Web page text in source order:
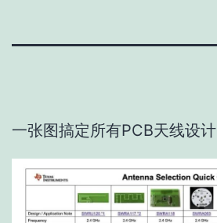
一张图搞定所有PCB天线设计